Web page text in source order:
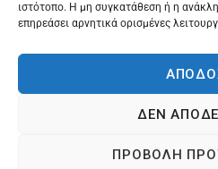
ιστότοπο. Η μη συγκατάθεση ή η
επηρεάσει αρνητικά ορισμένες
ΔΕΝ
ΠΡΟΒΟΛΗ